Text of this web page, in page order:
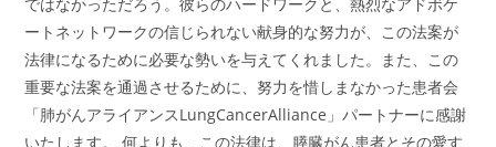
ートネットワークの信じられない献身的な努力が、この法案が
法律になるために必要な勢いを与えてくれました。また、この
重要な法案を通過させるために、努力を惜しまなかった患者会
「肺がんアライアンスLungCancerAlliance」パートナーに感謝
いたします。 何よりも、この法律は、膵臓がん患者とその愛す